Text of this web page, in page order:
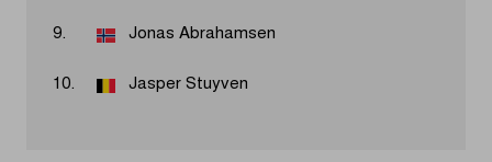
9. Jonas Abrahamsen
10. Jasper Stuyven